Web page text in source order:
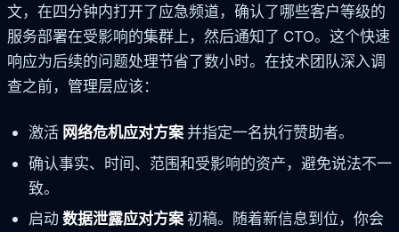
文，在四分钟内打开了应急频道，确认了哪些客户等级的
服务部署在受影响的集群上，然后通知了 CTO。这个快速
响应为后续的问题处理节省了数小时。在技术团队深入调
查之前，管理层应该：
激活 网络危机应对方案并指定一名执行赞助者。
确认事实、时间、范围和受影响的资产，避免说法不一
致。
启动 数据泄露应对方案初稿。随着新信息到位，你会